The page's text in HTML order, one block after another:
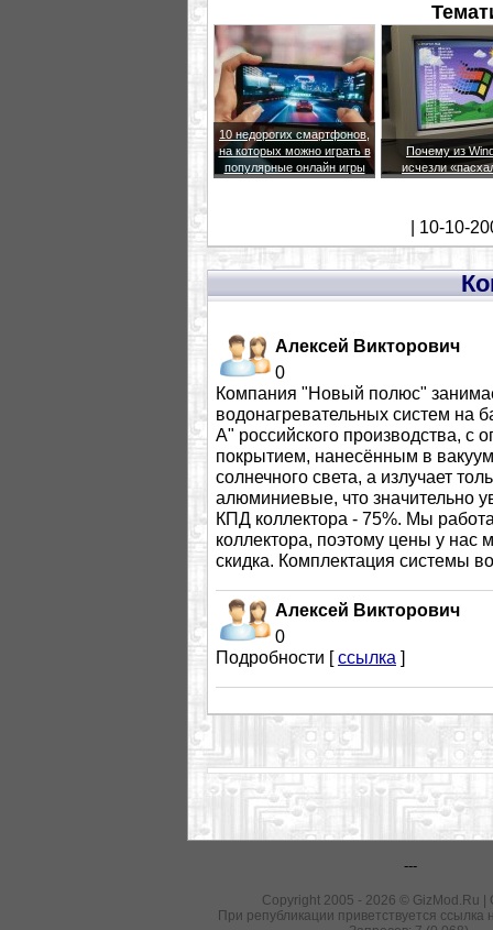
10 недорогих смартфонов,
на которых можно играть в
популярные онлайн игры
Почему из
исчезли
| 10-10-
Алексей Викторович
0
Компания "Новый полюс"
водонагревательных систем на
А" российского производства, с
покрытием, нанесённым в
солнечного света, а излучает
алюминиевые, что значительно
КПД коллектора - 75%. Мы
коллектора, поэтому цены у
скидка. Комплектация системы
Алексей Викторович
0
Подробности [ссылка ]
---
Copyright 2005 - 2026 © GizMod.Ru |
При републикации приветствуется ссылка